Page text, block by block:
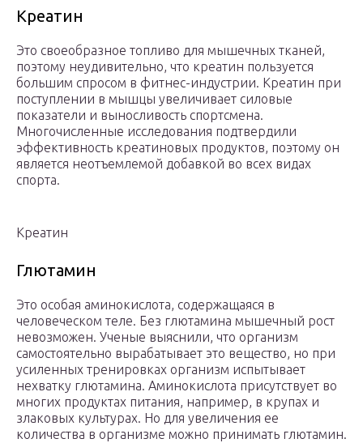
Креатин
Это своеобразное топливо для мышечных тканей,
поэтому неудивительно, что креатин пользуется
большим спросом в фитнес-индустрии. Креатин при
поступлении в мышцы увеличивает силовые
показатели и выносливость спортсмена.
Многочисленные исследования подтвердили
эффективность креатиновых продуктов, поэтому он
является неотъемлемой добавкой во всех видах
спорта.
Креатин
Глютамин
Это особая аминокислота, содержащаяся в
человеческом теле. Без глютамина мышечный рост
невозможен. Ученые выяснили, что организм
самостоятельно вырабатывает это вещество, но при
усиленных тренировках организм испытывает
нехватку глютамина. Аминокислота присутствует во
многих продуктах питания, например, в крупах и
злаковых культурах. Но для увеличения ее
количества в организме можно принимать глютамин.